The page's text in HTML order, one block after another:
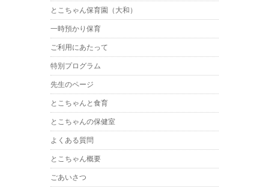
とこちゃん保育園（大和）
一時預かり保育
ご利用にあたって
特別プログラム
先生のページ
とこちゃんと食育
とこちゃんの保健室
よくある質問
とこちゃん概要
ごあいさつ